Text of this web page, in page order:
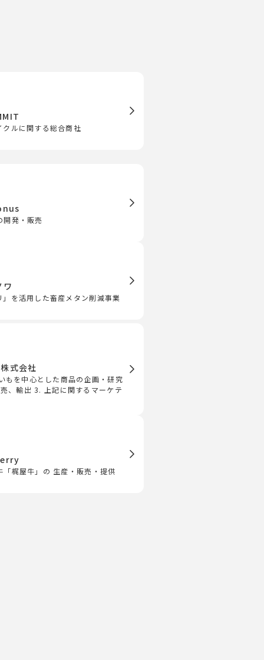
クルに関する総合商社
開発・販売
ワ
」を活用した畜産メタン削減事業
式会社
もを中心とした商品の企画・研究
、輸出 3. 上記に関するマーケテ
「梶屋牛」の 生産・販売・提供